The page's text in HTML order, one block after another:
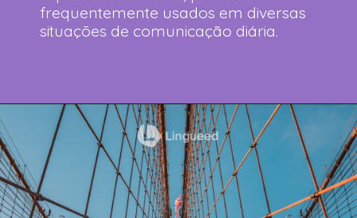
frequentemente usados em diversas
situações de comunicação diária.